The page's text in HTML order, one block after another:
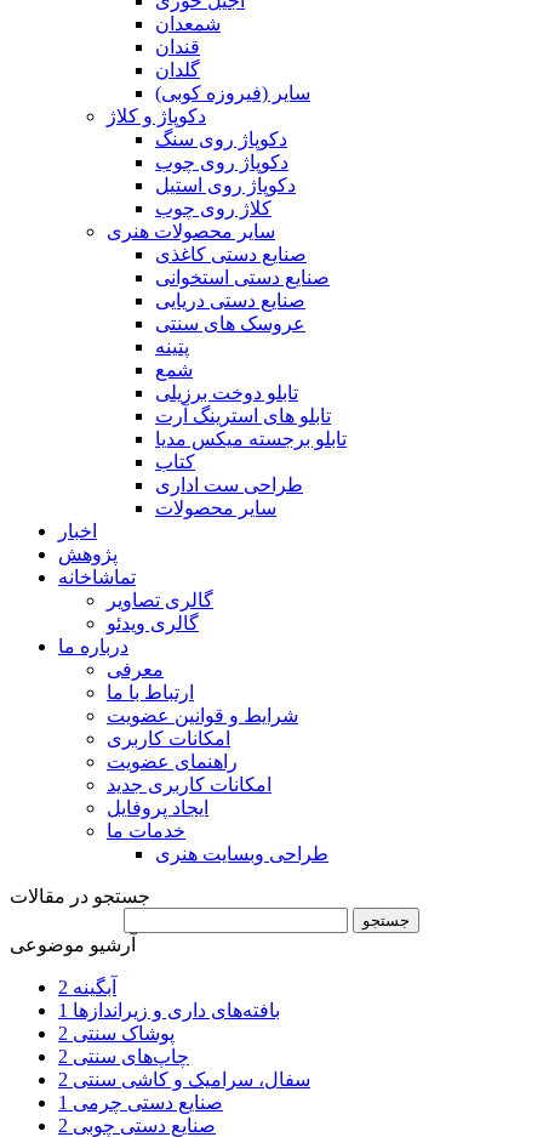
شمعدان
قندان
گلدان
سایر (فیروزه کوبی)
دکوپاژ و کلاژ
دکوپاژ روی سنگ
دکوپاژ روی چوب
دکوپاژ روی استیل
کلاژ روی چوب
سایر محصولات هنری
صنایع دستی کاغذی
صنایع دستی استخوانی
صنایع دستی دریایی
عروسک های سنتی
پتینه
شمع
تابلو دوخت برزیلی
تابلو های استرینگ آرت
تابلو برجسته میکس مدیا
کتاب
طراحی ست اداری
سایر محصولات
اخبار
پژوهش
تماشاخانه
گالری تصاویر
گالری ویدئو
درباره ما
معرفی
ارتباط با ما
شرایط و قوانین عضویت
امکانات کاربری
راهنمای عضویت
امکانات کاربری جدید
ایجاد پروفایل
خدمات ما
طراحی وبسایت هنری
جستجو در مقالات
آرشیو موضوعی
آبگینه 2
بافته‌های داری و زیراندازها 1
پوشاک سنتی 2
چاپ‌های سنتی 2
سفال، سرامیک و کاشی سنتی 2
صنایع دستی چرمی 1
صنایع دستی چوبی 2